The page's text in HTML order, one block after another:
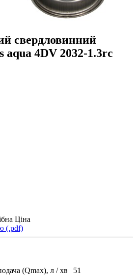
свердловинний
aqua 4DV 2032-1.3rc
Ціна
(.pdf)
(Qmax), л / хв
51